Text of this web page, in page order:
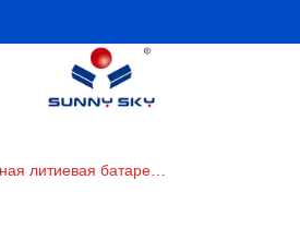
литиевая батарея